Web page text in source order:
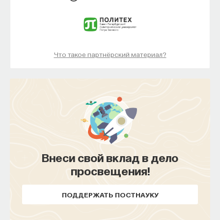
Что такое партнёрский материал?
Внеси свой вклад в дело
просвещения!
ПОДДЕРЖАТЬ ПОСТНАУКУ